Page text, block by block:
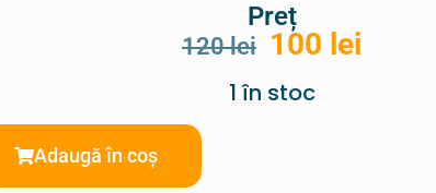
Preț
120lei 100 lei
1 în stoc
Adaugă în coș